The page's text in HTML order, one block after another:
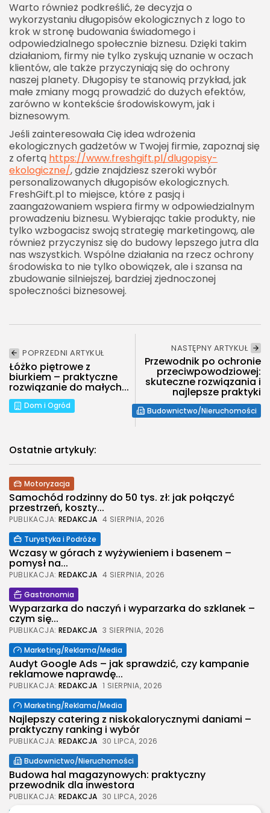
2026 Legolas Wszelkie prawa zastrzeżone.
Treści umieszczone na stronie chronione są
Warto również podkreślić, że decyzja o
wykorzystaniu długopisów ekologicznych z logo to
krok w stronę budowania świadomego i
odpowiedzialnego społecznie biznesu. Dzięki takim
działaniom, firmy nie tylko zyskują uznanie w oczach
klientów, ale także przyczyniają się do ochrony
naszej planety. Długopisy te stanowią przykład, jak
małe zmiany mogą prowadzić do dużych efektów,
zarówno w kontekście środowiskowym, jak i
biznesowym.
Jeśli zainteresowała Cię idea wdrożenia
ekologicznych gadżetów w Twojej firmie, zapoznaj się
z ofertą https://www.freshgift.pl/dlugopisy-
ekologiczne/, gdzie znajdziesz szeroki wybór
personalizowanych długopisów ekologicznych.
FreshGift.pl to miejsce, które z pasją i
zaangażowaniem wspiera firmy w odpowiedzialnym
prowadzeniu biznesu. Wybierając takie produkty, nie
tylko wzbogacisz swoją strategię marketingową, ale
również przyczynisz się do budowy lepszego jutra dla
nas wszystkich. Wspólne działania na rzecz ochrony
środowiska to nie tylko obowiązek, ale i szansa na
zbudowanie silniejszej, bardziej zjednoczonej
społeczności biznesowej.
POPRZEDNI ARTYKUŁ
Łóżko piętrowe z
biurkiem – praktyczne
rozwiązanie do małych...
Dom i Ogród
NASTĘPNY ARTYKUŁ
Przewodnik po ochronie
przeciwpowodziowej:
skuteczne rozwiązania i
najlepsze praktyki
Budownictwo/Nieruchomości
Ostatnie artykuły:
Motoryzacja
Samochód rodzinny do 50 tys. zł: jak połączyć
przestrzeń, koszty...
PUBLIKACJA: REDAKCJA 4 SIERPNIA, 2026
Turystyka i Podróże
Wczasy w górach z wyżywieniem i basenem –
pomysł na...
PUBLIKACJA: REDAKCJA 4 SIERPNIA, 2026
Gastronomia
Wyparzarka do naczyń i wyparzarka do szklanek –
czym się...
PUBLIKACJA: REDAKCJA 3 SIERPNIA, 2026
Marketing/Reklama/Media
Audyt Google Ads – jak sprawdzić, czy kampanie
reklamowe naprawdę...
PUBLIKACJA: REDAKCJA 1 SIERPNIA, 2026
Marketing/Reklama/Media
Najlepszy catering z niskokalorycznymi daniami –
praktyczny ranking i wybór
PUBLIKACJA: REDAKCJA 30 LIPCA, 2026
Budownictwo/Nieruchomości
Budowa hal magazynowych: praktyczny
przewodnik dla inwestora
PUBLIKACJA: REDAKCJA 30 LIPCA, 2026